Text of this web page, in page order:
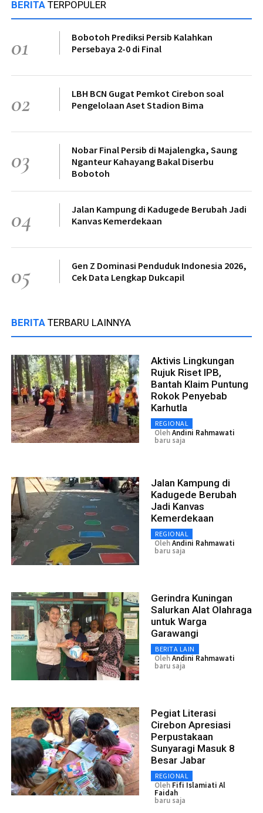
BERITA TERPOPULER
01
Bobotoh Prediksi Persib Kalahkan
Persebaya 2-0 di Final
02
LBH BCN Gugat Pemkot Cirebon soal
Pengelolaan Aset Stadion Bima
03
Nobar Final Persib di Majalengka, Saung
Nganteur Kahayang Bakal Diserbu
Bobotoh
04
Jalan Kampung di Kadugede Berubah Jadi
Kanvas Kemerdekaan
05
Gen Z Dominasi Penduduk Indonesia 2026,
Cek Data Lengkap Dukcapil
BERITA TERBARU LAINNYA
Aktivis Lingkungan
Rujuk Riset IPB,
Bantah Klaim Puntung
Rokok Penyebab
Karhutla
REGIONAL
OlehAndini Rahmawati
baru saja
Jalan Kampung di
Kadugede Berubah
Jadi Kanvas
Kemerdekaan
REGIONAL
OlehAndini Rahmawati
baru saja
Gerindra Kuningan
Salurkan Alat Olahraga
untuk Warga
Garawangi
BERITA LAIN
OlehAndini Rahmawati
baru saja
Pegiat Literasi
Cirebon Apresiasi
Perpustakaan
Sunyaragi Masuk 8
Besar Jabar
REGIONAL
Oleh Fifi Islamiati Al
Faidah
baru saja